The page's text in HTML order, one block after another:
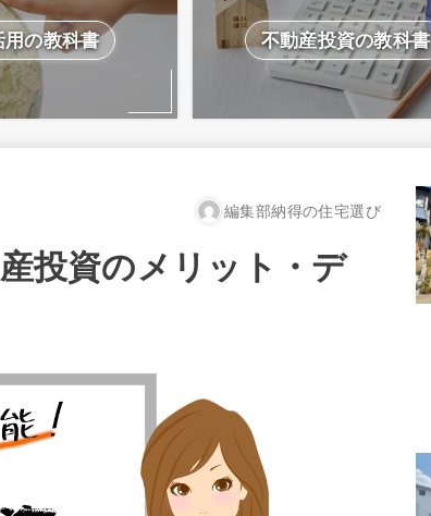
用の教科書 不動産投資の教科書
編集部納得の住宅選び
投資のメリット・デ